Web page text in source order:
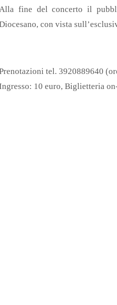
fine del concerto il
con vista
tel. 3920889640
10 euro, Biglietteria